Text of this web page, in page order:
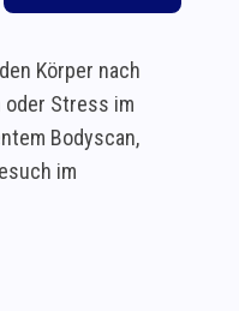
Körper nach
oder Stress im
Bodyscan,
im